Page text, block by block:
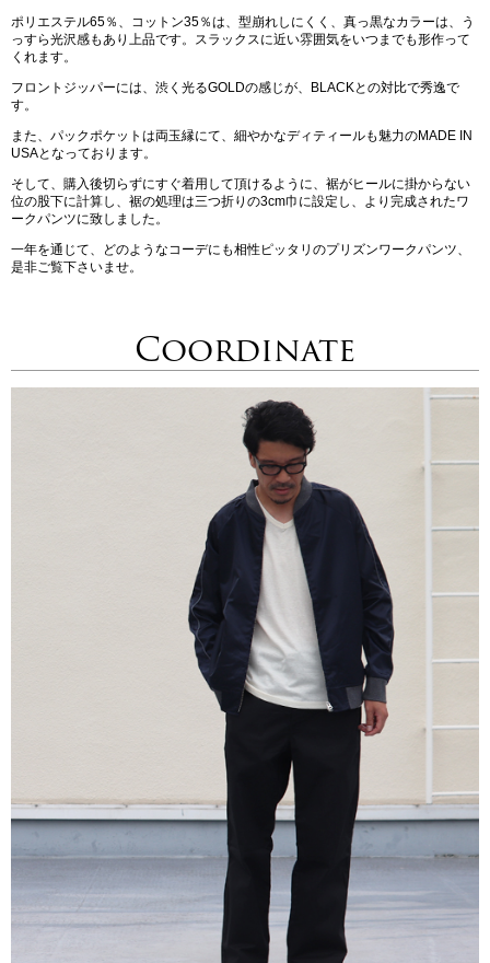
ポリエステル65％、コットン35％は、型崩れしにくく、真っ黒なカラーは、う
っすら光沢感もあり上品です。スラックスに近い雰囲気をいつまでも形作って
くれます。
フロントジッパーには、渋く光るGOLDの感じが、BLACKとの対比で秀逸で
す。
また、パックポケットは両玉縁にて、細やかなディティールも魅力のMADE IN
USAとなっております。
そして、購入後切らずにすぐ着用して頂けるように、裾がヒールに掛からない
位の股下に計算し、裾の処理は三つ折りの3cm巾に設定し、より完成されたワ
ークパンツに致しました。
一年を通じて、どのようなコーデにも相性ピッタリのプリズンワークパンツ、
是非ご覧下さいませ。
Coordinate